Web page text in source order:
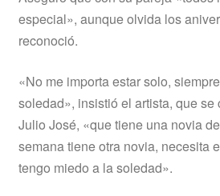
especial», aunque olvida los
reconoció.
«No me importa estar solo,
soledad», insistió el artista, que
Julio José, «que tiene una novia
semana tiene otra novia, necesita
tengo miedo a la soledad».